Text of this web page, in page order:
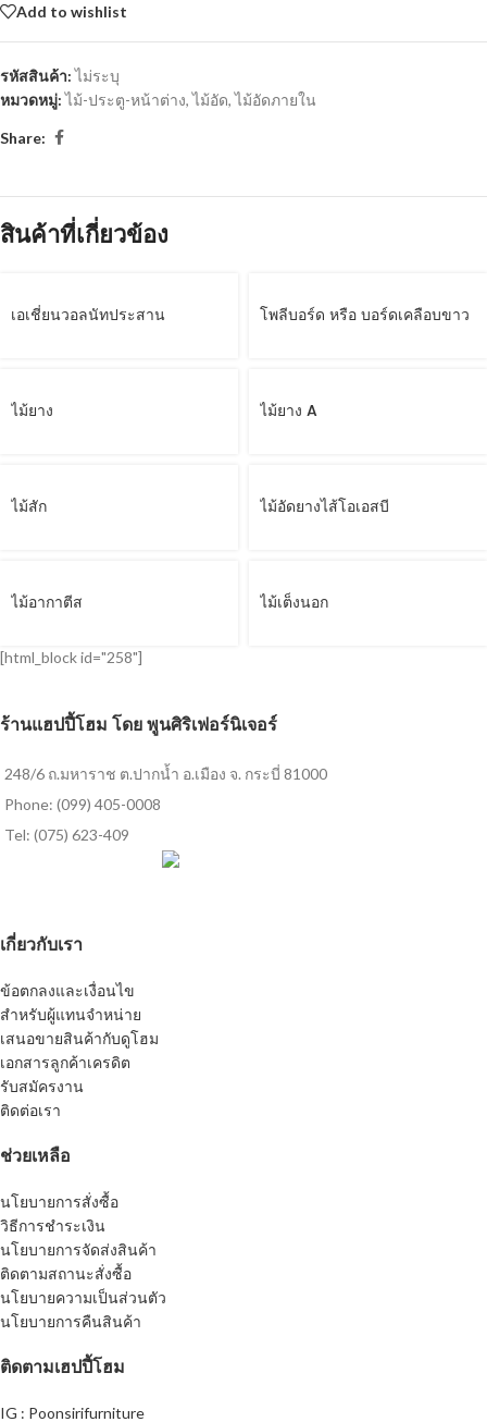
Add to wishlist
รหัสสินค้า:ไม่ระบุ
หมวดหมู่: ไม้-ประตู-หน้าต่าง, ไม้อัด, ไม้อัดภายใน
Share:
สินค้าที่เกี่ยวข้อง
เอเชี่ยนวอลนัทประสาน โพลีบอร์ด หรือ บอร์ดเคลือบขาว
ไม้ยาง ไม้ยาง A
ไม้สัก ไม้อัดยางไส้โอเอสบี
ไม้อากาตีส ไม้เต็งนอก
[html_block id="258"]
ร้านแฮปปี้โฮม โดย พูนศิริเฟอร์นิเจอร์
248/6 ถ.มหาราช ต.ปากน้ำ อ.เมือง จ. กระบี่ 81000
Phone: (099) 405-0008
Tel: (075) 623-409
เกี่ยวกับเรา
ข้อตกลงและเงื่อนไข
สำหรับผู้แทนจำหน่าย
เสนอขายสินค้ากับดูโฮม
เอกสารลูกค้าเครดิต
รับสมัครงาน
ติดต่อเรา
ช่วยเหลือ
นโยบายการสั่งซื้อ
วิธีการชำระเงิน
นโยบายการจัดส่งสินค้า
ติดตามสถานะสั่งซื้อ
นโยบายความเป็นส่วนตัว
นโยบายการคืนสินค้า
ติดตามเฮปปี้โฮม
IG : Poonsirifurniture